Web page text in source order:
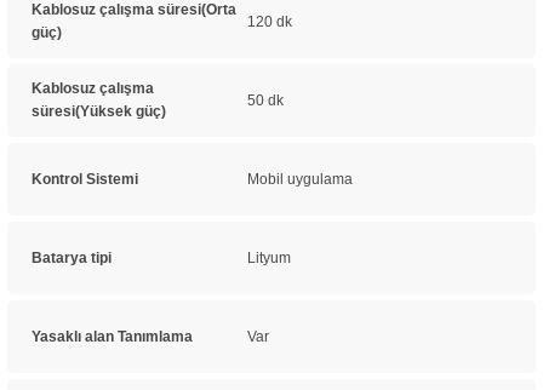
Kablosuz çalışma süresi(Orta
güç)
120 dk
Kablosuz çalışma
süresi(Yüksek güç)
50 dk
Kontrol Sistemi Mobil uygulama
Batarya tipi Lityum
Yasaklı alan Tanımlama Var